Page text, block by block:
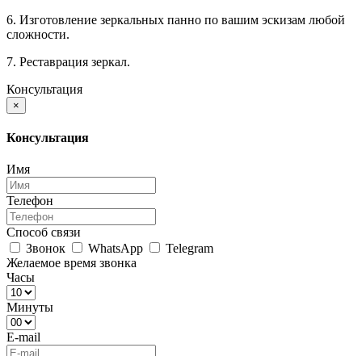
6. Изготовление зеркальных панно по вашим эскизам любой
сложности.
7. Реставрация зеркал.
Консультация
×
Консультация
Имя
Телефон
Способ связи
Звонок
WhatsApp
Telegram
Желаемое время звонка
Часы
Минуты
E-mail